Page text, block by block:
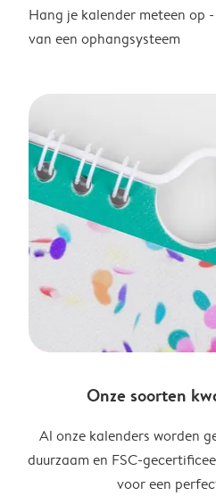
Hang je kalender meteen op
van een ophangsysteem
Onze soorten
Al onze kalenders worden
duurzaam en FSC-
voor een